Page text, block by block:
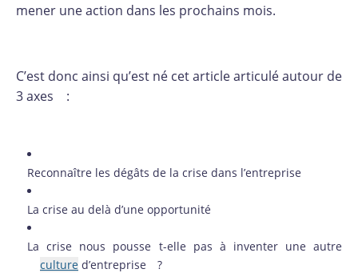
mener une action dans les prochains mois.
C’est donc ainsi qu’est né cet article articulé autour de
3 axes :
Reconnaître les dégâts de la crise dans l’entreprise
La crise au delà d’une opportunité
La crise nous pousse t-elle pas à inventer une autre
culture d’entreprise ?